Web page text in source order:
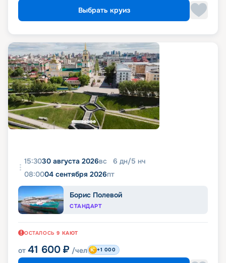
Выбрать круиз
15:3030 августа 2026вс 6 дн/5 нч
08:0004 сентября 2026пт
Борис Полевой
СТАНДАРТ
ОСТАЛОСЬ 9 КАЮТ
от 41 600 ₽ /чел +1 000